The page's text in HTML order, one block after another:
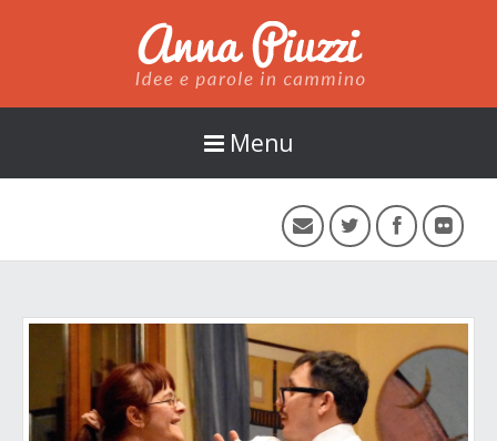
Anna Piuzzi
Menu